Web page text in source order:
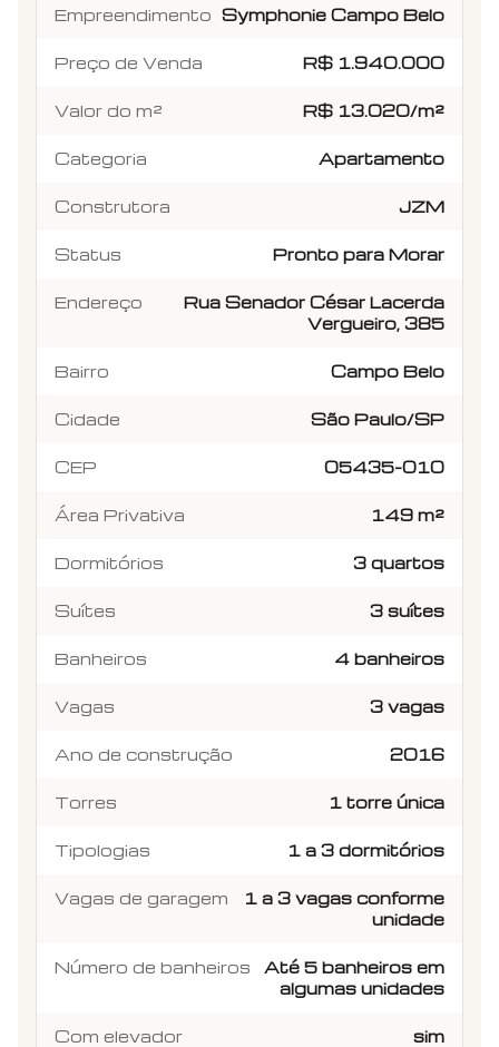
Empreendimento Symphonie Campo Belo
Preço de Venda R$ 1.940.000
Valor do m² R$ 13.020/m²
Categoria Apartamento
Construtora JZM
Status Pronto para Morar
Endereço
Rua Senador César Lacerda
Vergueiro, 385
Bairro Campo Belo
Cidade São Paulo/SP
CEP 05435-010
Área Privativa 149 m²
Dormitórios 3 quartos
Suítes 3 suítes
Banheiros 4 banheiros
Vagas 3 vagas
Ano de construção 2016
Torres 1 torre única
Tipologias 1 a 3 dormitórios
Vagas de garagem
1 a 3 vagas conforme
unidade
Número de banheiros
Até 5 banheiros em
algumas unidades
Com elevador sim